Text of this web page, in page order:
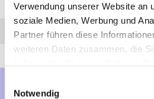
Verwendung unserer Website an
soziale Medien, Werbung und
Partner führen diese
weiteren Daten zusammen, die
Notwendig
Anfrage Anrufen AHK-
Mehr über...